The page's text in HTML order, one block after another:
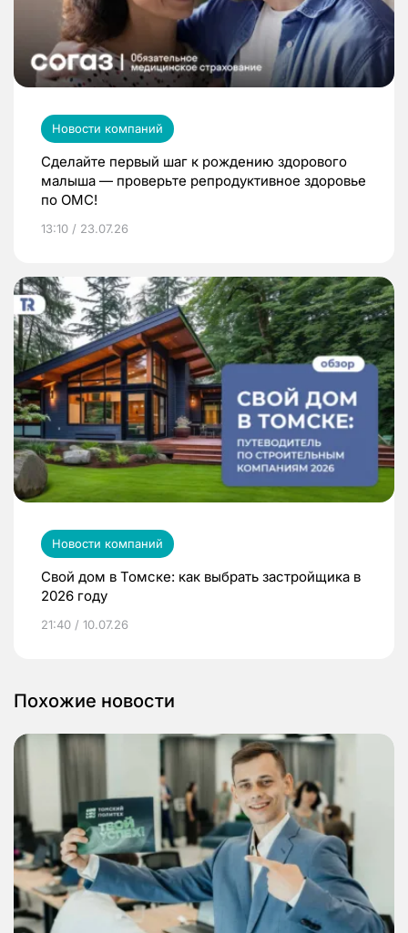
Новости компаний
Сделайте первый шаг к рождению здорового
малыша — проверьте репродуктивное здоровье
по ОМС!
13:10 / 23.07.26
Новости компаний
Свой дом в Томске: как выбрать застройщика в
2026 году
21:40 / 10.07.26
Похожие новости